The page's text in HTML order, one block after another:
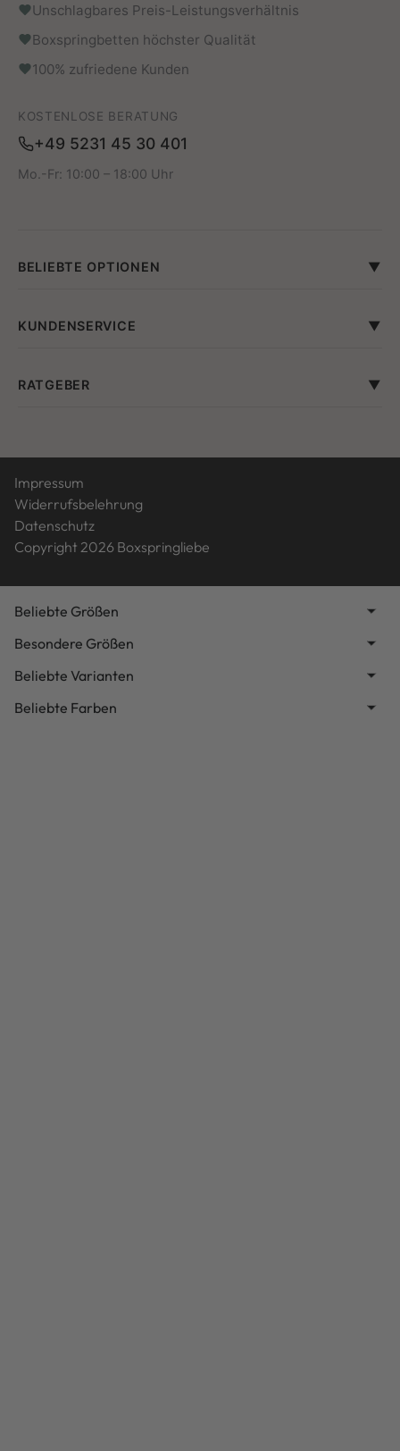
Unschlagbares Preis-Leistungsverhältnis
Boxspringbetten höchster Qualität
100% zufriedene Kunden
KOSTENLOSE BERATUNG
+49 5231 45 30 401
Mo.-Fr: 10:00 – 18:00 Uhr
BELIEBTE OPTIONEN
KUNDENSERVICE
RATGEBER
Impressum
Widerrufsbelehrung
Datenschutz
Copyright 2026 Boxspringliebe
Beliebte Größen
Besondere Größen
Beliebte Varianten
Beliebte Farben